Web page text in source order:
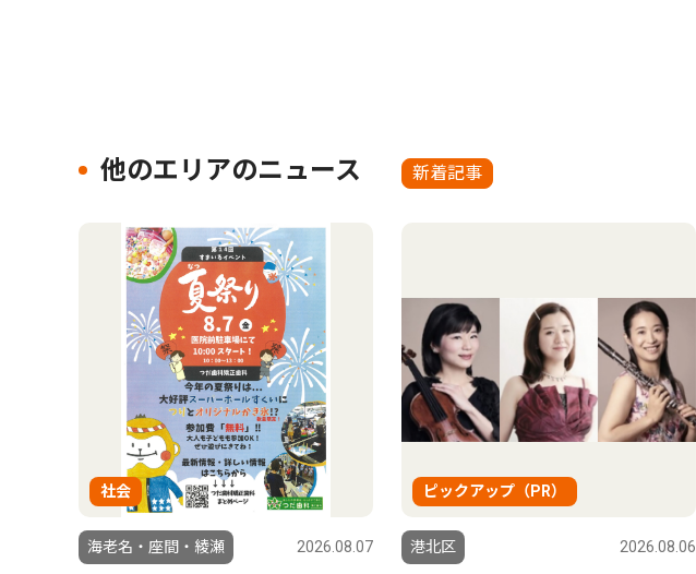
他のエリアのニュース 新着記事
社会
海老名・座間・綾瀬 2026.08.07
ピックアップ（PR）
港北区 2026.08.06